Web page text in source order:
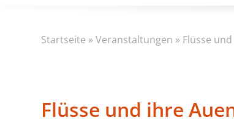
Startseite »Veranstaltungen » Flüsse
Flüsse und ihre